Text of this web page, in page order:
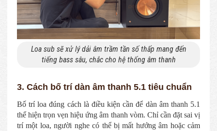
Loa sub sẽ xử lý dải âm trầm tần số thấp mang đến
tiếng bass sâu, chắc cho hệ thống âm thanh
3. Cách bố trí dàn âm thanh 5.1 tiêu chuẩn
Bố trí loa đúng cách là điều kiện cần để dàn âm thanh 5.1
thể hiện trọn vẹn hiệu ứng âm thanh vòm. Chỉ cần đặt sai vị
trí một loa, người nghe có thể bị mất hướng âm hoặc cảm